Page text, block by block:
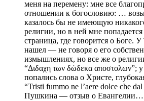
меня на перемену: мне все
отношении к богословию: …
казалось бы не имеющую
религии, но в ней мне попадается
страница, где говорится о Боге. У
нашел — не говоря о его
измышлениях, но все же о
“Διδαχη των δώδεκα αποστολων”;
попались слова о Христе,
“Tristi fummo ne l’aere dolce che dal
Пушкина — отзыв о Евангелии…